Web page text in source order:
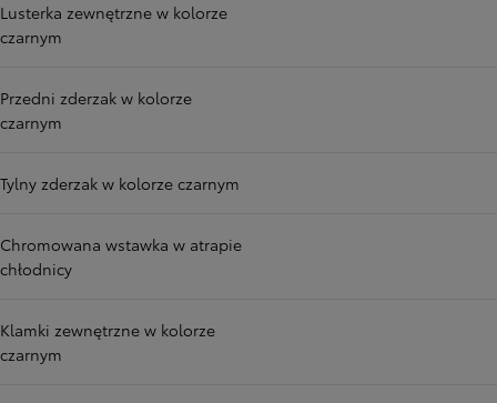
Lusterka zewnętrzne w kolorze
czarnym
Przedni zderzak w kolorze
czarnym
Tylny zderzak w kolorze czarnym
Chromowana wstawka w atrapie
chłodnicy
Klamki zewnętrzne w kolorze
czarnym